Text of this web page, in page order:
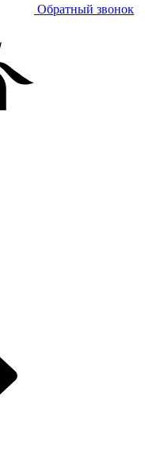
Обратный звонок